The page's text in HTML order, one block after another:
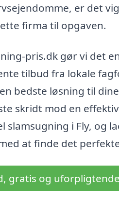
er det
firma til opgaven.
pris.dk gør vi det
tilbud fra lokale
bedste løsning til
skridt mod en
slamsugning i Fly, og
at finde det
gratis og uforpligtende